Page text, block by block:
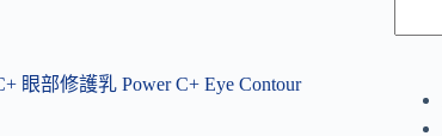
眼部修護乳 Power C+ Eye Contour